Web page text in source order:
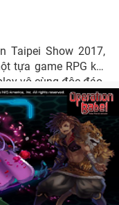
Taipei Show 2017,
tựa game RPG kết
vô cùng độc đáo.